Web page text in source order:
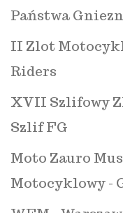
Państwa
II Zlot
Riders
XVII Szlifowy
Szlif FG
Moto Zauro
Motocyklowy -